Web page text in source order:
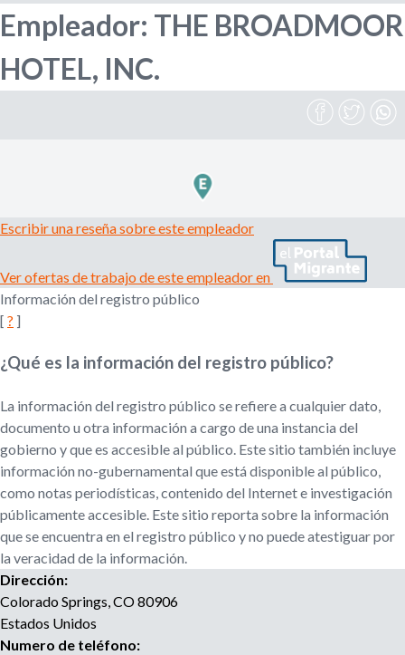
r
i
u
u
e
d
a
l
e
m
p
r
c
l
a
o
a
g
e
n
c
i
a
d
e
r
Empleador: THE BROADMOOR
HOTEL, INC.
Escribir una reseña sobre este empleador
Ver ofertas de trabajo de este empleador en
Información del registro público
[ ? ]
¿Qué es la información del registro público?
La información del registro público se refiere a cualquier dato,
documento u otra información a cargo de una instancia del
gobierno y que es accesible al público. Este sitio también incluye
información no-gubernamental que está disponible al público,
como notas periodísticas, contenido del Internet e investigación
públicamente accesible. Este sitio reporta sobre la información
que se encuentra en el registro público y no puede atestiguar por
la veracidad de la información.
Dirección:
Colorado Springs,CO80906
Estados Unidos
Numero de teléfono: